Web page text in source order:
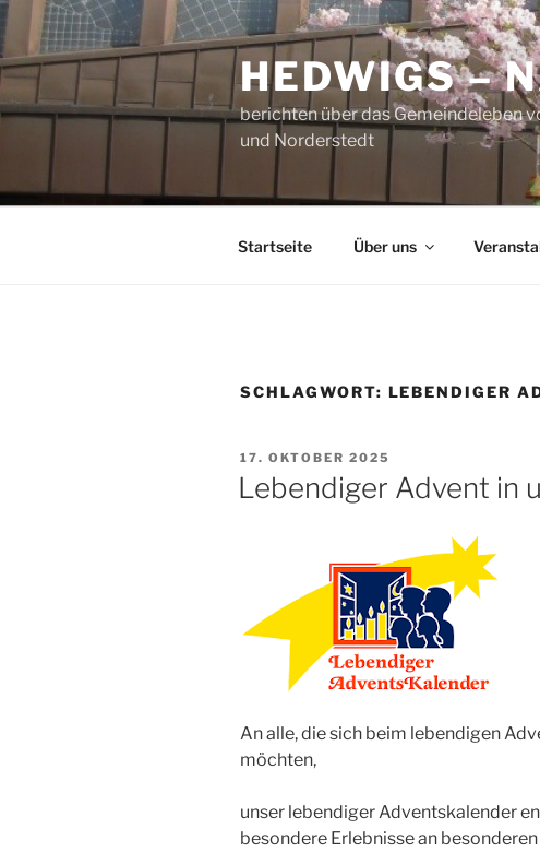
Zum
Inhalt
springen
HEDWIGS –
berichten über das Gemeindeleben
und Norderstedt
Startseite Über uns
SCHLAGWORT: LEBENDIGER
VERÖFFENTLICHT
AM
17. OKTOBER 2025
Lebendiger Advent in
An alle, die sich beim lebendigen
möchten,
unser lebendiger Adventskalender
besondere Erlebnisse an